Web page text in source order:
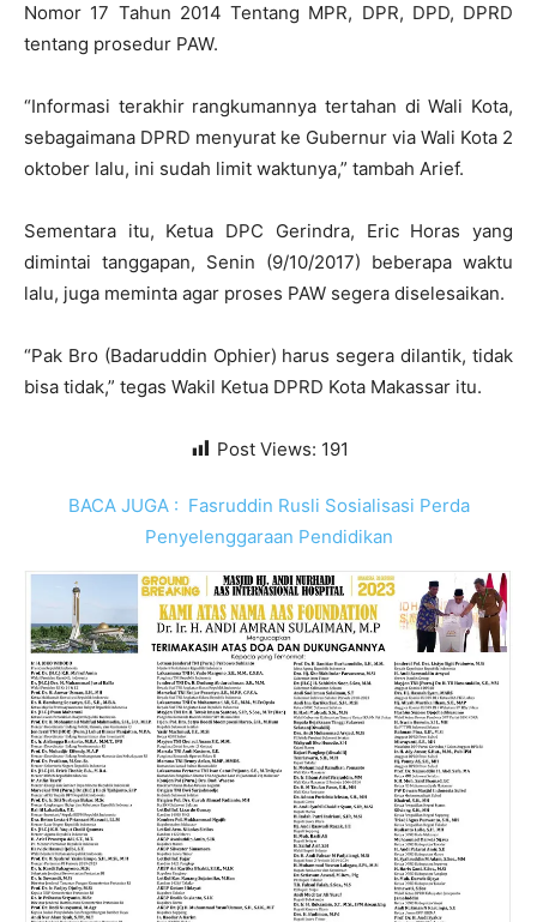
Nomor 17 Tahun 2014 Tentang MPR, DPR, DPD, DPRD
tentang prosedur PAW.
“Informasi terakhir rangkumannya tertahan di Wali Kota,
sebagaimana DPRD menyurat ke Gubernur via Wali Kota 2
oktober lalu, ini sudah limit waktunya,” tambah Arief.
Sementara itu, Ketua DPC Gerindra, Eric Horas yang
dimintai tanggapan, Senin (9/10/2017) beberapa waktu
lalu, juga meminta agar proses PAW segera diselesaikan.
“Pak Bro (Badaruddin Ophier) harus segera dilantik, tidak
bisa tidak,” tegas Wakil Ketua DPRD Kota Makassar itu.
Post Views: 191
BACA JUGA : Fasruddin Rusli Sosialisasi Perda
Penyelenggaraan Pendidikan